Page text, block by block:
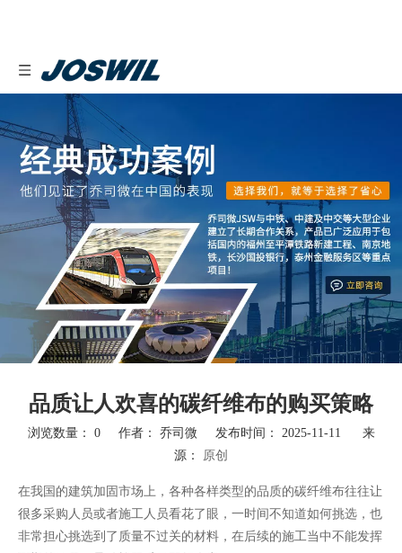
品质让人欢喜的碳纤维布的购买策略
浏览数量： 0作者： 乔司微 发布时间： 2025-11-11 来
源： 原创
["wechat","weibo","qzone","douban","email"]
在我国的建筑加固市场上，各种各样类型的品质的碳纤维布往往让
很多采购人员或者施工人员看花了眼，一时间不知道如何挑选，也
非常担心挑选到了质量不过关的材料，在后续的施工当中不能发挥